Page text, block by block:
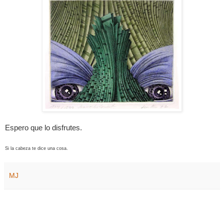
Espero que lo disfrutes.
Si la cabeza te dice una cosa.
MJ